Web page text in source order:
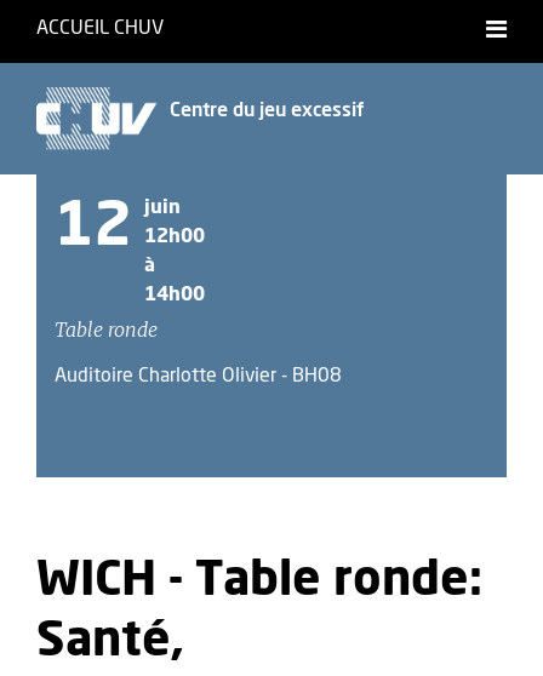
ACCUEIL CHUV
Centre du jeu excessif
12
juin
12h00
à
14h00
Table ronde
Auditoire Charlotte Olivier - BH08
WICH - Table ronde:
Santé,